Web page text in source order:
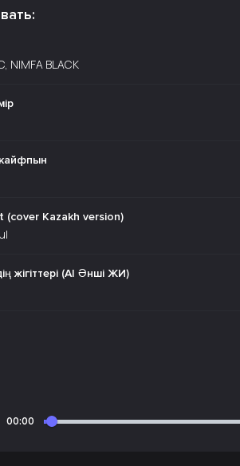
NIMFA BLACK
(cover Kazakh version)
жігіттері (AI Әнші ЖИ)
00:00